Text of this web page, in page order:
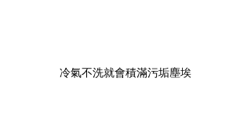
冷氣不洗就會積滿污垢塵埃